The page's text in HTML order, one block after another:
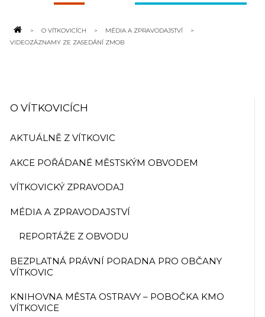
O VÍTKOVICÍCH
MÉDIA A ZPRAVODAJSTVÍ
VIDEOZÁZNAMY ZE ZASEDÁNÍ ZMOB
O VÍTKOVICÍCH
AKTUÁLNĚ Z VÍTKOVIC
AKCE POŘÁDANÉ MĚSTSKÝM OBVODEM
VÍTKOVICKÝ ZPRAVODAJ
MÉDIA A ZPRAVODAJSTVÍ
REPORTÁŽE Z OBVODU
BEZPLATNÁ PRÁVNÍ PORADNA PRO OBČANY
VÍTKOVIC
KNIHOVNA MĚSTA OSTRAVY – POBOČKA KMO
VÍTKOVICE